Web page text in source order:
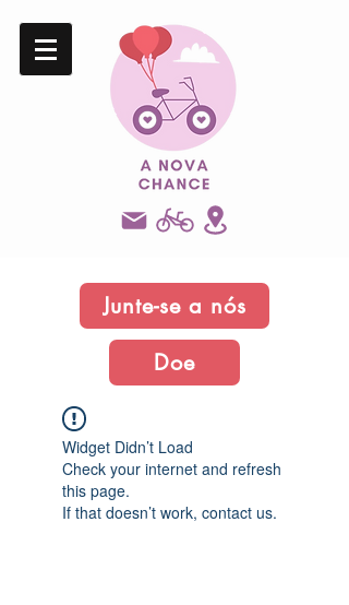
Junte-se a nós
Doe
Widget Didn’t Load
Check your internet and refresh
this page.
If that doesn’t work, contact us.